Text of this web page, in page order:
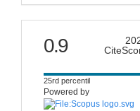
citescore
0.9
25rd percentil
Powered by